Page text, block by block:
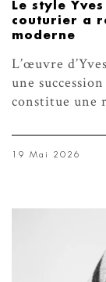
Le style
couturier a
moderne
L’œuvre
une
constitue une
19 Mai 2026